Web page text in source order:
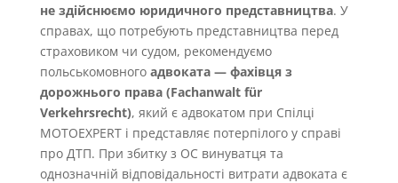
не здійснюємо юридичного представництва. У
справах, що потребують представництва перед
страховиком чи судом, рекомендуємо
польськомовного адвоката — фахівця з
дорожнього права (Fachanwalt für
Verkehrsrecht), який є адвокатом при Спілці
MOTOEXPERT і представляє потерпілого у справі
про ДТП. При збитку з OC винуватця та
однозначній відповідальності витрати адвоката є